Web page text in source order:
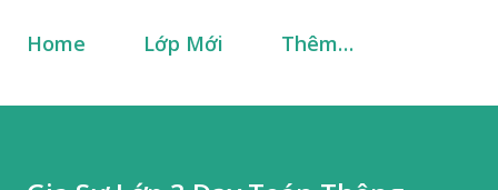
Home Lớp Mới Thêm…